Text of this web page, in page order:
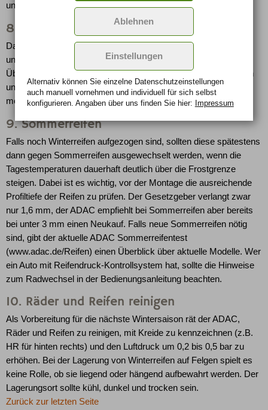
untersuchen.
8. Entrümpeln
Das Auto von überflüssigen Gegenständen und Ballast befreien
und - falls noch nicht geschehen - den Skiträger demontieren.
Überflüssiges Gewicht und störender Luftwiderstand vergeuden
unnötig Kraftstoff: Pro 100 Kilogramm sind es bis zu 0,3 Liter
mehr Sprit auf 100 Kilometer.
9. Sommerreifen
Falls noch Winterreifen aufgezogen sind, sollten diese spätestens
dann gegen Sommerreifen ausgewechselt werden, wenn die
Tagestemperaturen dauerhaft deutlich über die Frostgrenze
steigen. Dabei ist es wichtig, vor der Montage die ausreichende
Profiltiefe der Reifen zu prüfen. Der Gesetzgeber verlangt zwar
nur 1,6 mm, der ADAC empfiehlt bei Sommerreifen aber bereits
bei unter 3 mm einen Neukauf. Falls neue Sommerreifen nötig
sind, gibt der aktuelle ADAC Sommerreifentest
(www.adac.de/Reifen) einen Überblick über aktuelle Modelle. Wer
ein Auto mit Reifendruck-Kontrollsystem hat, sollte die Hinweise
zum Radwechsel in der Bedienungsanleitung beachten.
10. Räder und Reifen reinigen
Als Vorbereitung für die nächste Wintersaison rät der ADAC,
Räder und Reifen zu reinigen, mit Kreide zu kennzeichnen (z.B.
HR für hinten rechts) und den Luftdruck um 0,2 bis 0,5 bar zu
erhöhen. Bei der Lagerung von Winterreifen auf Felgen spielt es
keine Rolle, ob sie liegend oder hängend aufbewahrt werden. Der
Lagerungsort sollte kühl, dunkel und trocken sein.
Zurück zur letzten Seite
Ablehnen
Einstellungen
Alternativ können Sie einzelne Datenschutz­ein­stellungen
auch manuell vor­nehmen und indivi­duell für sich selbst
konfigurieren. Angaben über uns finden Sie hier: Impressum